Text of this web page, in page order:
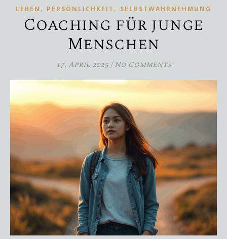
LEBEN , PERSÖNLICHKEIT , SELBSTWAHRNEHMUNG
Coaching für junge
Menschen
17. April 2025/ No Comments